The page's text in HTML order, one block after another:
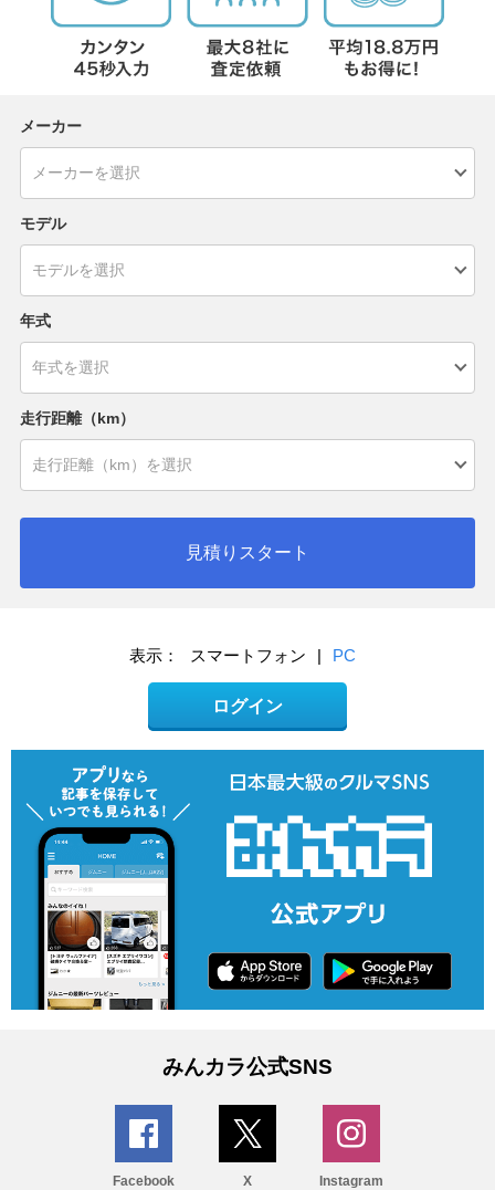
メーカー
モデル
年式
走行距離（km）
見積りスタート
表示： スマートフォン | PC
ログイン
みんカラ公式SNS
Facebook X Instagram